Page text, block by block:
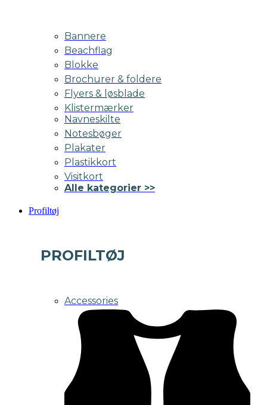
Bannere
Beachflag
Blokke
Brochurer & foldere
Flyers & løsblade
Klistermærker
Navneskilte
Notesbøger
Plakater
Plastikkort
Visitkort
Alle kategorier >>
Profiltøj
PROFILTØJ
Accessories